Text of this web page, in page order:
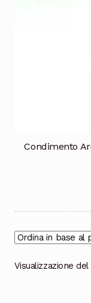
Condimento
Visualizzazione